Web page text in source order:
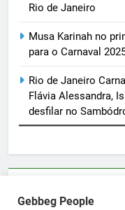
Rio de Janeiro
Musa Karinah no
para o Carnaval
Rio de Janeiro
Flávia Alessandra,
desfilar no
Gebbeg People